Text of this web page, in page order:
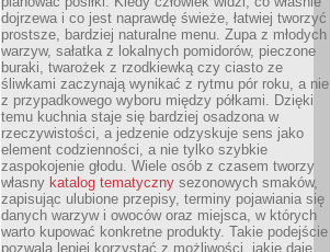
dojrzewa i co jest naprawdę świeże, łatwiej tworzyć
prostsze, bardziej naturalne menu. Zupa z młodych
warzyw, sałatka z lokalnych pomidorów, pieczone
buraki, twarożek z rzodkiewką czy ciasto ze
śliwkami zaczynają wynikać z rytmu pór roku, a nie
z przypadkowego wyboru między półkami. Dzięki
temu kuchnia staje się bardziej osadzona w
rzeczywistości, a jedzenie odzyskuje sens jako
element codzienności, a nie tylko szybkie
zaspokojenie głodu. Wiele osób z czasem tworzy
własny katalog tematyczny sezonowych smaków,
zapisując ulubione przepisy, terminy pojawiania się
danych warzyw i owoców oraz miejsca, w których
warto kupować konkretne produkty. Takie podejście
pozwala lepiej korzystać z możliwości, jakie daje